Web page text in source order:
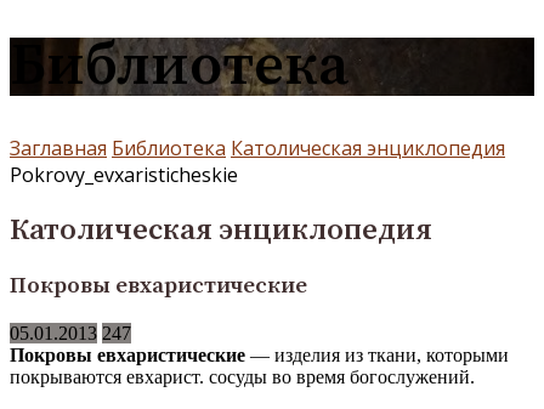
Библиотека
Заглавная Библиотека Католическая энциклопедия
Pokrovy_evxaristicheskie
Католическая энциклопедия
Покровы евхаристические
05.01.2013 247
Покровы евхаристические — изделия из ткани, которыми
покрываются евхарист. сосуды во время богослужений.